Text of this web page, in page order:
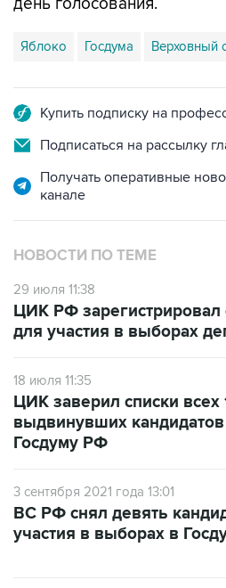
Яблоко Госдума Верховный
Подписаться на рассылку
Получать оперативные
НОВОСТИ ПО ТЕМЕ
29 июля 11:38
для участия в выборах
18 июля 11:35
выдвинувших
Госдуму РФ
3 сентября 2021 года 13:01
участия в выборах в